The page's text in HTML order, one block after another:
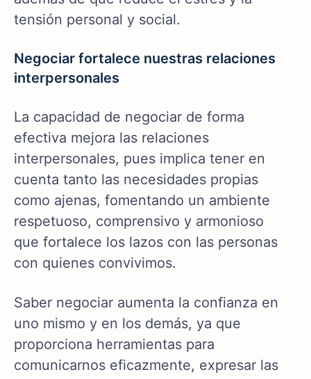
tensión personal y social.
Negociar fortalece nuestras relaciones
interpersonales
La capacidad de negociar de forma
efectiva mejora las relaciones
interpersonales, pues implica tener en
cuenta tanto las necesidades propias
como ajenas, fomentando un ambiente
respetuoso, comprensivo y armonioso
que fortalece los lazos con las personas
con quienes convivimos.
Saber negociar aumenta la confianza en
uno mismo y en los demás, ya que
proporciona herramientas para
comunicarnos eficazmente, expresar las